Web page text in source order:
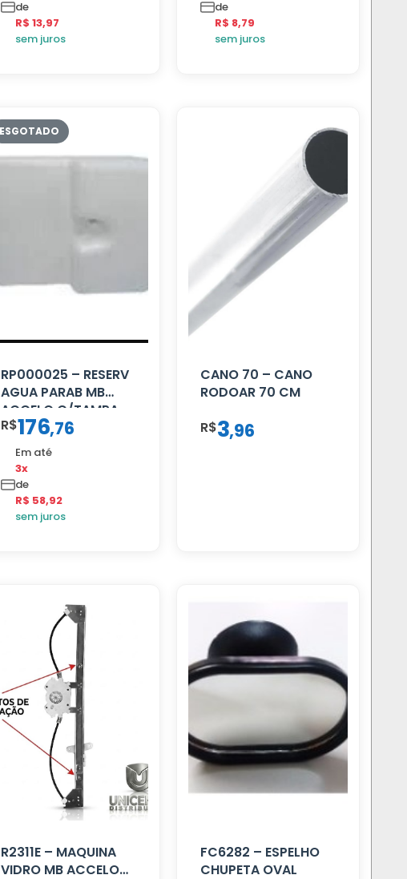
de
R$ 13,97
sem juros
de
R$ 8,79
sem juros
RP000025 – RESERV
AGUA PARAB MB
ACCELO C/TAMPA
R$176,76
Em até
3x
de
R$ 58,92
sem juros
CANO 70 – CANO
RODOAR 70 CM
R$3,96
R2311E – MAQUINA
VIDRO MB ACCELO
FC6282 – ESPELHO
CHUPETA OVAL